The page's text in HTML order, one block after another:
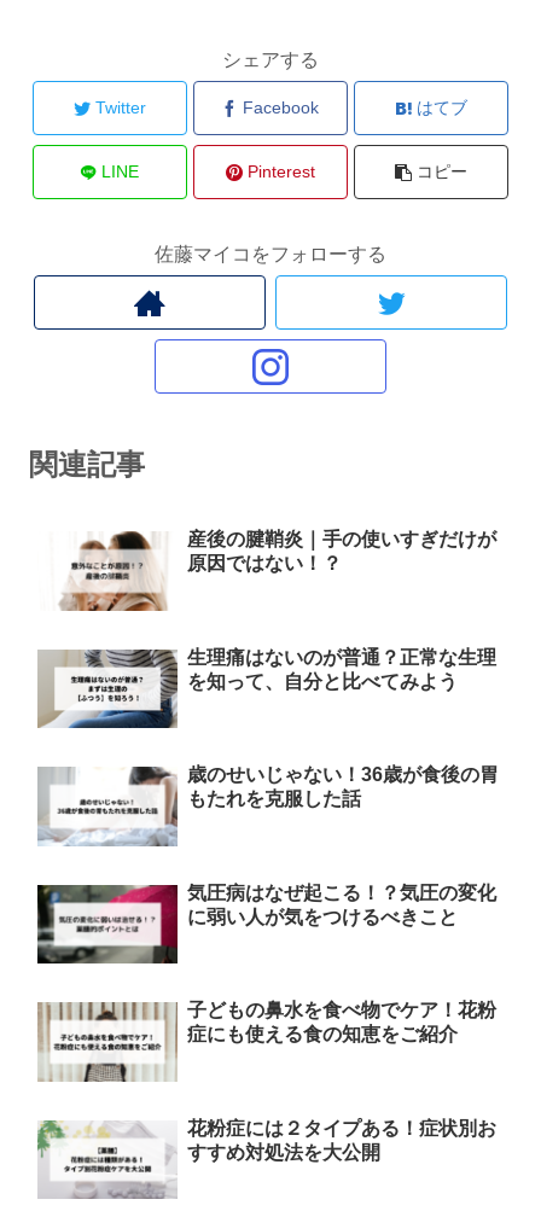
シェアする
Twitter Facebook はてブ
LINE Pinterest コピー
佐藤マイコをフォローする
関連記事
産後の腱鞘炎｜手の使いすぎだけが
原因ではない！？
生理痛はないのが普通？正常な生理
を知って、自分と比べてみよう
歳のせいじゃない！36歳が食後の胃
もたれを克服した話
気圧病はなぜ起こる！？気圧の変化
に弱い人が気をつけるべきこと
子どもの鼻水を食べ物でケア！花粉
症にも使える食の知恵をご紹介
花粉症には２タイプある！症状別お
すすめ対処法を大公開